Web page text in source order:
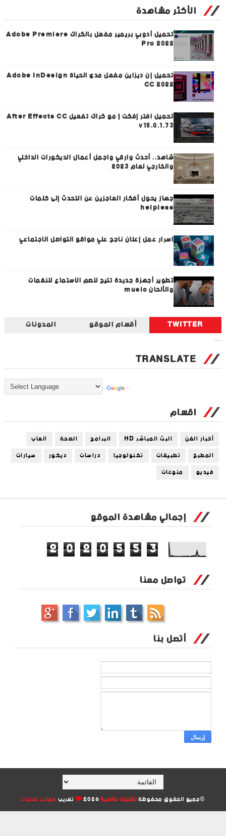
الأكثر مشاهدة
تحميل أدوبي بريمير مفعل بالكراك Adobe Premiere
Pro 2022
تحميل إن ديزاين مفعل مدى الحياة Adobe InDesign
CC 2022
تحميل افتر إفكت | مع كراك تفعيل After Effects CC
v15.0.1.73
شاهد.. أحدث وارقي واجمل أعمال الديكورات الداخلي
والخارجي لعام 2023
جهاز يحول أفكار العاجزين عن التحدث إلى كلمات
helpless
اسرار عمل إعلان ناجح علي مواقع التواصل الاجتماعي
تطوير أجهزة جديدة تتيح للصم الاستماع للنغمات
والألحان music
TWITTER أقسام الموقع المدونات
TRANSLATE
اقسام
أخبار الفن البث المباشر HD البرامج الصحة
العاب
المطبخ
تطبيقات تكنولوجيا دراسات ديكور
سيارات
فيديو
منوعات
إجمالي مشاهدة الموقع
2 0 2 0 5 5 3
تواصل معنا
أتصل بنا
©جميع الحقوق محفوظةتقنيات عالمية2026 تعريبقوالب تقنيات